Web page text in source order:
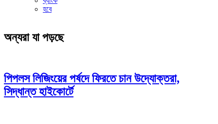
হবে
অন্যরা যা পড়ছে
পিপলস লিজিংয়ের পর্ষদে ফিরতে চান উদ্যোক্তরা,
সিদ্ধান্ত হাইকোর্টে